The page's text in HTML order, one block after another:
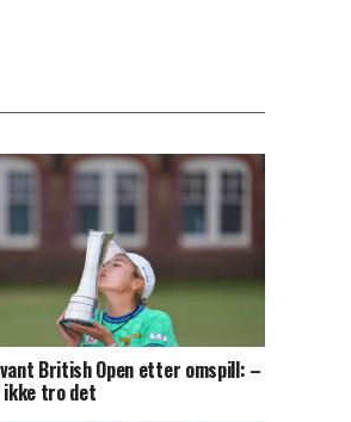
British Open etter omspill: –
ikke tro det